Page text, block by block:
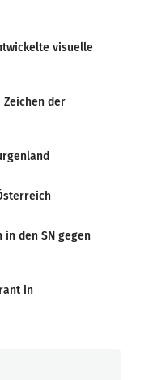
visuelle
Zeichen der
den SN gegen
in